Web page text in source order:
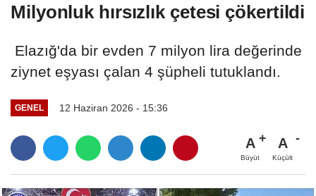
Milyonluk hırsızlık çetesi çökertildi
Elazığ'da bir evden 7 milyon lira değerinde
ziynet eşyası çalan 4 şüpheli tutuklandı.
GENEL 12 Haziran 2026 - 15:36
A
Büyüt
A
Küçült